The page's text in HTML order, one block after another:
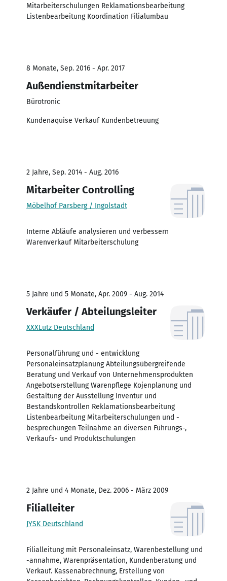
Mitarbeiterschulungen Reklamationsbearbeitung
Listenbearbeitung Koordination Filialumbau
8 Monate, Sep. 2016 - Apr. 2017
Außendienstmitarbeiter
Bürotronic
Kundenaquise Verkauf Kundenbetreuung
2 Jahre, Sep. 2014 - Aug. 2016
Mitarbeiter Controlling
Möbelhof Parsberg / Ingolstadt
Interne Abläufe analysieren und verbessern
Warenverkauf Mitarbeiterschulung
5 Jahre und 5 Monate, Apr. 2009 - Aug. 2014
Verkäufer / Abteilungsleiter
XXXLutz Deutschland
Personalführung und - entwicklung
Personaleinsatzplanung Abteilungsübergreifende
Beratung und Verkauf von Unternehmensprodukten
Angebotserstellung Warenpflege Kojenplanung und
Gestaltung der Ausstellung Inventur und
Bestandskontrollen Reklamationsbearbeitung
Listenbearbeitung Mitarbeiterschulungen und -
besprechungen Teilnahme an diversen Führungs-,
Verkaufs- und Produktschulungen
2 Jahre und 4 Monate, Dez. 2006 - März 2009
Filialleiter
JYSK Deutschland
Filialleitung mit Personaleinsatz, Warenbestellung und
-annahme, Warenpräsentation, Kundenberatung und
Verkauf. Kassenabrechnung, Erstellung von